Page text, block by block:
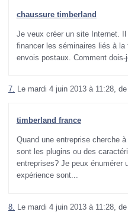
chaussure timberland
Je veux créer un site Internet.
financer les séminaires liés à
envois postaux. Comment
7. Le mardi 4 juin 2013 à 11:28, de
timberland france
Quand une entreprise cherche
sont les plugins ou des
entreprises? Je peux énumérer
expérience sont...
8. Le mardi 4 juin 2013 à 11:28, de